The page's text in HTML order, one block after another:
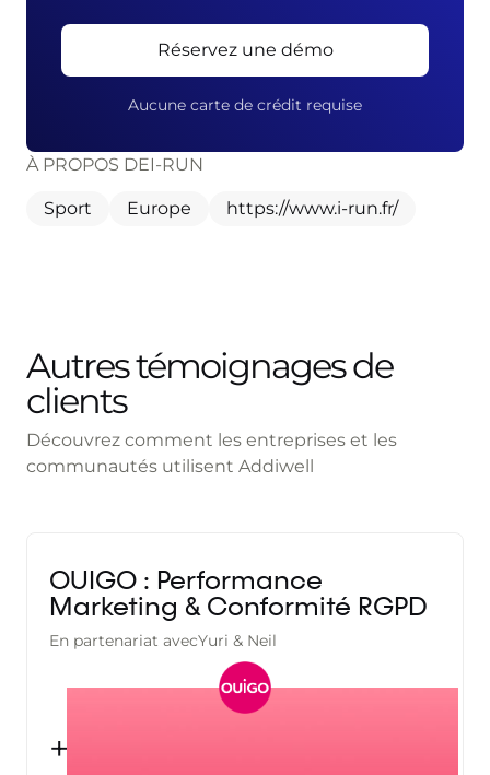
Réservez une démo
Aucune carte de crédit requise
À PROPOS DEI-RUN
Sport Europe https://www.i-run.fr/
Autres témoignages de
clients
Découvrez comment les entreprises et les
communautés utilisent Addiwell
OUIGO : Performance
Marketing & Conformité RGPD
En partenariat avecYuri & Neil
+15%